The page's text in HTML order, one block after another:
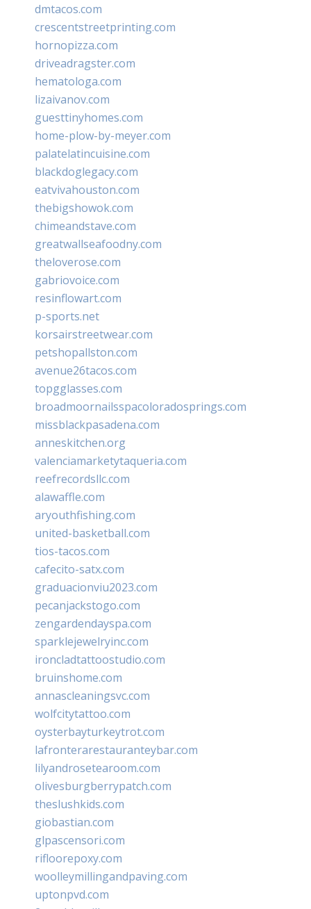
dmtacos.com
crescentstreetprinting.com
hornopizza.com
driveadragster.com
hematologa.com
lizaivanov.com
guesttinyhomes.com
home-plow-by-meyer.com
palatelatincuisine.com
blackdoglegacy.com
eatvivahouston.com
thebigshowok.com
chimeandstave.com
greatwallseafoodny.com
theloverose.com
gabriovoice.com
resinflowart.com
p-sports.net
korsairstreetwear.com
petshopallston.com
avenue26tacos.com
topgglasses.com
broadmoornailsspacoloradosprings.com
missblackpasadena.com
anneskitchen.org
valenciamarketytaqueria.com
reefrecordsllc.com
alawaffle.com
aryouthfishing.com
united-basketball.com
tios-tacos.com
cafecito-satx.com
graduacionviu2023.com
pecanjackstogo.com
zengardendayspa.com
sparklejewelryinc.com
ironcladtattoostudio.com
bruinshome.com
annascleaningsvc.com
wolfcitytattoo.com
oysterbayturkeytrot.com
lafronterarestauranteybar.com
lilyandrosetearoom.com
olivesburgberrypatch.com
theslushkids.com
giobastian.com
glpascensori.com
rifloorepoxy.com
woolleymillingandpaving.com
uptonpvd.com